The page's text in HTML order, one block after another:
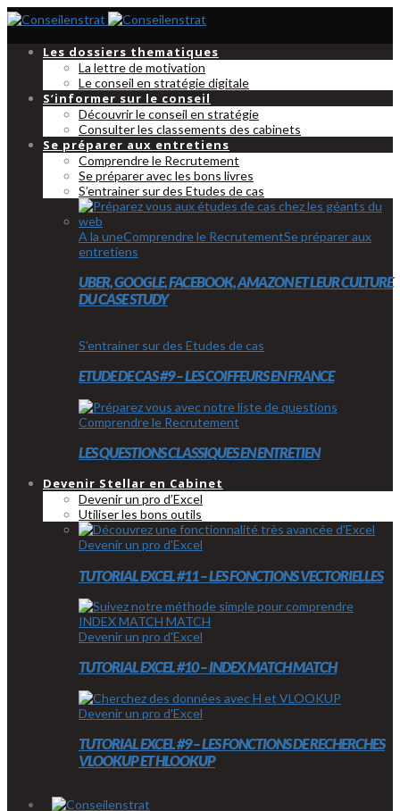
Les dossiers thematiques
La lettre de motivation
Le conseil en stratégie digitale
S’informer sur le conseil
Découvrir le conseil en stratégie
Consulter les classements des cabinets
Se préparer aux entretiens
Comprendre le Recrutement
Se préparer avec les bons livres
S’entrainer sur des Etudes de cas
A la uneComprendre le RecrutementSe préparer aux
entretiens
UBER, GOOGLE, FACEBOOK, AMAZON ET LEUR CULTURE
DU CASE STUDY
S'entrainer sur des Etudes de cas
ETUDE DE CAS #9 – LES COIFFEURS EN FRANCE
Comprendre le Recrutement
LES QUESTIONS CLASSIQUES EN ENTRETIEN
Devenir Stellar en Cabinet
Devenir un pro d’Excel
Utiliser les bons outils
Devenir un pro d'Excel
TUTORIAL EXCEL #11 – LES FONCTIONS VECTORIELLES
Devenir un pro d'Excel
TUTORIAL EXCEL #10 – INDEX MATCH MATCH
Devenir un pro d'Excel
TUTORIAL EXCEL #9 – LES FONCTIONS DE RECHERCHES
VLOOKUP ET HLOOKUP